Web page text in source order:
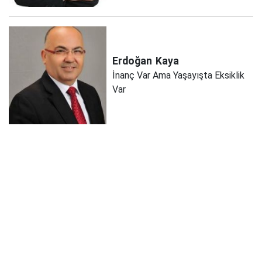
Erdoğan Kaya
İnanç Var Ama Yaşayışta Eksiklik
Var